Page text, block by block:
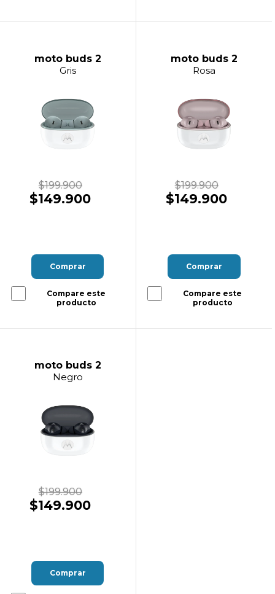
moto buds 2
Gris
$199.900
$149.900
Comprar
Compare este
producto
moto buds 2
Rosa
$199.900
$149.900
Comprar
Compare este
producto
moto buds 2
Negro
$199.900
$149.900
Comprar